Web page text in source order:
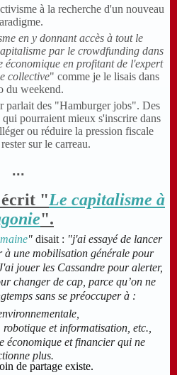
à la recherche d'un nouveau
en y donnant accès à tout le
par le crowdfunding dans
en profitant de l'expert
collective" comme je le lisais dans
du weekend.
parlait des "Hamburger jobs". Des
pourraient mieux s'inscrire dans
ou réduire la pression fiscale
sur le carreau.
...
"Le capitalisme à
".
" disait : "j'ai essayé de lancer
à une mobilisation générale pour
jouer les Cassandre pour alerter,
changer de cap, parce qu’on ne
sans se préoccuper à :
et informatisation, etc.,
économique et financier qui ne
plus.
de partage existe.